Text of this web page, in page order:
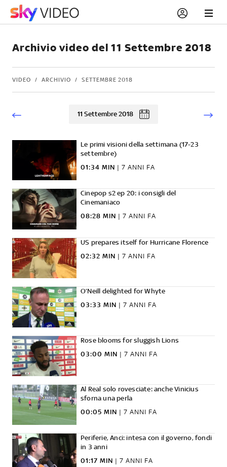
Archivio video del 11 Settembre 2018
VIDEO ARCHIVIO SETTEMBRE 2018
11 Settembre 2018
Le primi visioni della settimana (17-23
settembre)
01:34 MIN | 7 ANNI FA
Cinepop s2 ep 20: i consigli del
Cinemaniaco
08:28 MIN | 7 ANNI FA
US prepares itself for Hurricane Florence
02:32 MIN | 7 ANNI FA
O’Neill delighted for Whyte
03:33 MIN | 7 ANNI FA
Rose blooms for sluggish Lions
03:00 MIN | 7 ANNI FA
Al Real solo rovesciate: anche Vinicius
sforna una perla
00:05 MIN | 7 ANNI FA
Periferie, Anci: intesa con il governo, fondi
in 3 anni
01:17 MIN | 7 ANNI FA